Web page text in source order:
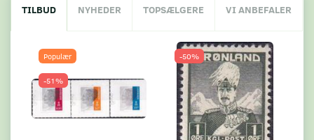
TILBUD NYHEDER TOPSÆLGERE VI ANBEFALER
Populær
-51%
-50%